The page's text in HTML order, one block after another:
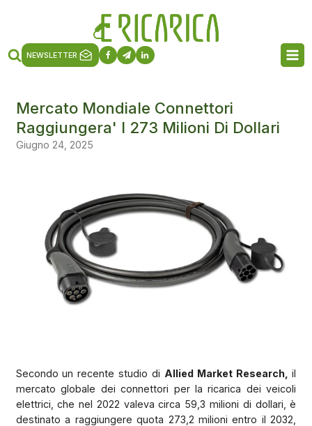
NEWSLETTER
Mercato Mondiale Connettori
Raggiungera' I 273 Milioni Di Dollari
Giugno 24, 2025
Secondo un recente studio di Allied Market Research, il
mercato globale dei connettori per la ricarica dei veicoli
elettrici, che nel 2022 valeva circa 59,3 milioni di dollari, è
destinato a raggiungere quota 273,2 milioni entro il 2032,